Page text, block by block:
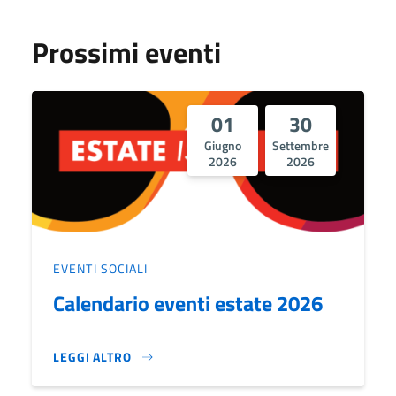
Prossimi eventi
01
Giugno
2026
30
Settembre
2026
EVENTI SOCIALI
Calendario eventi estate 2026
LEGGI ALTRO
CALENDARIO EVENTI ESTATE 2026}